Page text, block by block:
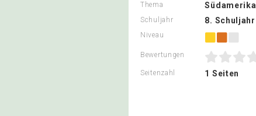
Thema Südamerika
Schuljahr 8. Schuljahr
Niveau
Bewertungen
Seitenzahl 1 Seiten